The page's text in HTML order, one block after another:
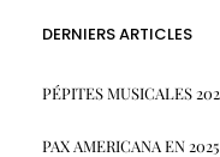
DERNIERS ARTICLES
PÉPITES MUSICALES
PAX AMERICANA EN 2025